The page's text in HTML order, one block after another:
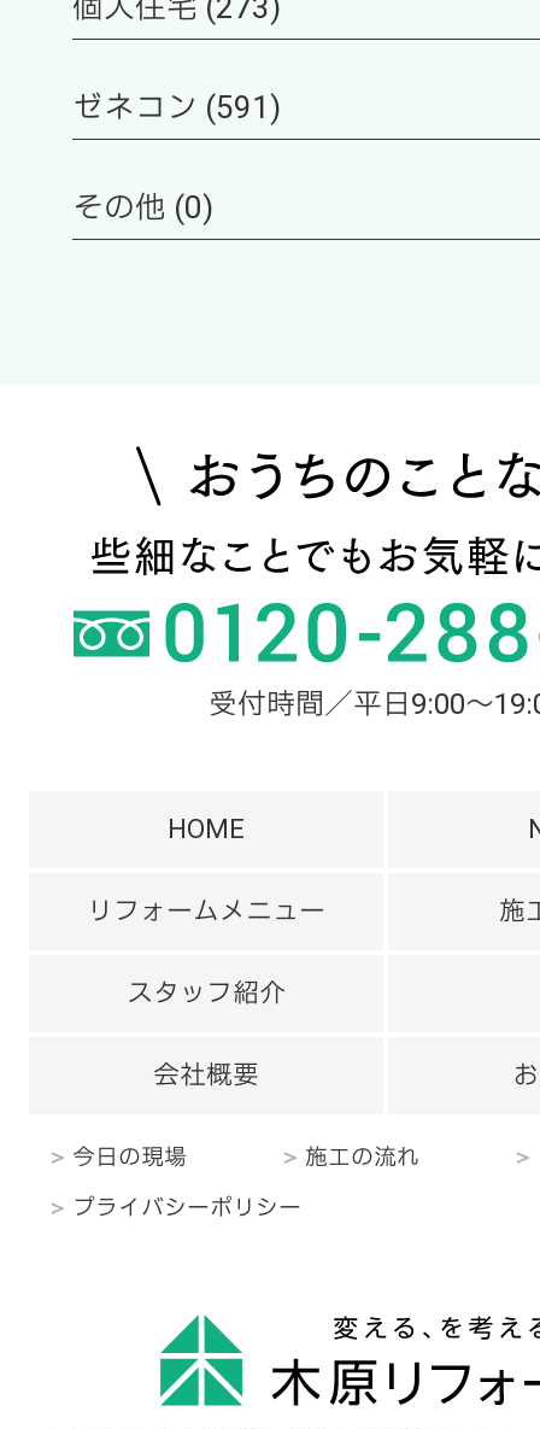
個人住宅 (273)
ゼネコン (591)
その他 (0)
受付時間／平日9:00～
HOME
リフォームメニュー 施
スタッフ紹介
会社概要
今日の現場 施工の流れ
プライバシーポリシー